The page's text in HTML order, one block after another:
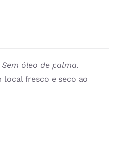
óleo de palma.
local fresco e seco ao